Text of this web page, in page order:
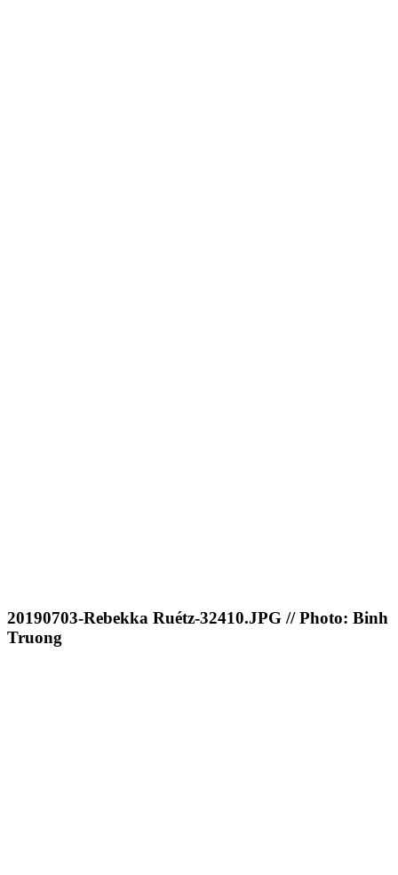
20190703-Rebekka Ruétz-32410.JPG // Photo: Binh
Truong